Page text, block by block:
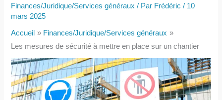
Finances/Juridique/Services généraux / Par Frédéric/ 10
mars 2025
Accueil
Finances/Juridique/Services généraux
Les mesures de sécurité à mettre en place sur un chantier